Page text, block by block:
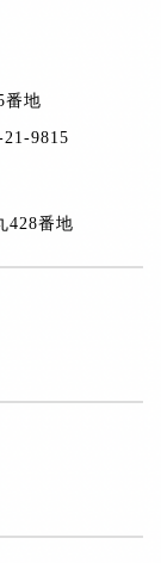
番地
9815
428番地